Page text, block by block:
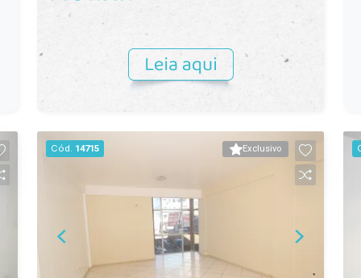
Exclusivo
Cód. 14715